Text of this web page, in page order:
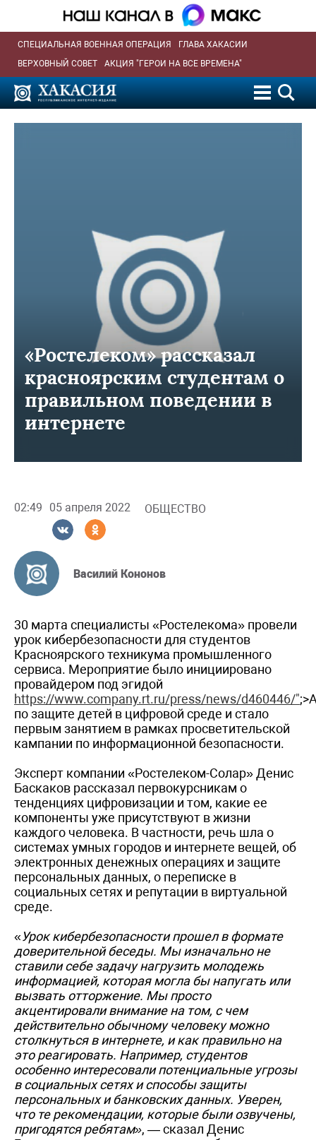
СПЕЦИАЛЬНАЯ ВОЕННАЯ ОПЕРАЦИЯ
ГЛАВА ХАКАСИИ
ВЕРХОВНЫЙ СОВЕТ
АКЦИЯ "ГЕРОИ НА ВСЕ ВРЕМЕНА"
«Ростелеком» рассказал
красноярским студентам о
правильном поведении в
интернете
02:49 05 апреля 2022 ОБЩЕСТВО
Василий Кононов
30 марта специалисты «Ростелекома» провели
урок кибербезопасности для студентов
Красноярского техникума промышленного
сервиса. Мероприятие было инициировано
провайдером под эгидой
https://www.company.rt.ru/press/news/d460446/"
по защите детей в цифровой среде и стало
первым занятием в рамках просветительской
кампании по информационной безопасности.
Эксперт компании «Ростелеком-Солар» Денис
Баскаков рассказал первокурсникам о
тенденциях цифровизации и том, какие ее
компоненты уже присутствуют в жизни
каждого человека. В частности, речь шла о
системах умных городов и интернете вещей, об
электронных денежных операциях и защите
персональных данных, о переписке в
социальных сетях и репутации в виртуальной
среде.
«Урок кибербезопасности прошел в формате
доверительной беседы. Мы изначально не
ставили себе задачу нагрузить молодежь
информацией, которая могла бы напугать или
вызвать отторжение. Мы просто
акцентировали внимание на том, с чем
действительно обычному человеку можно
столкнуться в интернете, и как правильно на
это реагировать. Например, студентов
особенно интересовали потенциальные угрозы
в социальных сетях и способы защиты
персональных и банковских данных. Уверен,
что те рекомендации, которые были озвучены,
пригодятся ребятам», — сказал Денис